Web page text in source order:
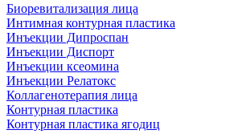
Биоревитализация лица
Интимная контурная пластика
Инъекции Дипроспан
Инъекции Диспорт
Инъекции ксеомина
Инъекции Релатокс
Коллагенотерапия лица
Контурная пластика
Контурная пластика ягодиц